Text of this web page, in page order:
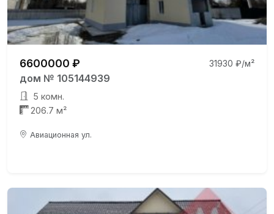
6600000 ₽ 31930 ₽/м²
дом № 105144939
5 комн.
206.7 м²
Авиационная ул.